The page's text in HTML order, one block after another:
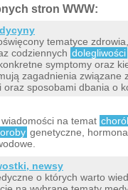
stron WWW:
tematyce
codziennych dolegliwości
symptomy oraz
zagadnienia
sposobami dbania o
wiadomości na temat
genetyczne,
newsy
o których warto